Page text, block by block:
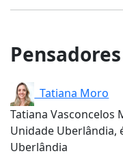
Pensadores
Tatiana Moro
Tatiana
Unidade Uberlândia,
Uberlândia